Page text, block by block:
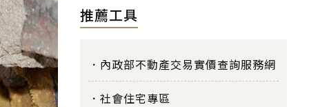
推薦工具
內政部不動產交易實價查詢服務網
社會住宅專區